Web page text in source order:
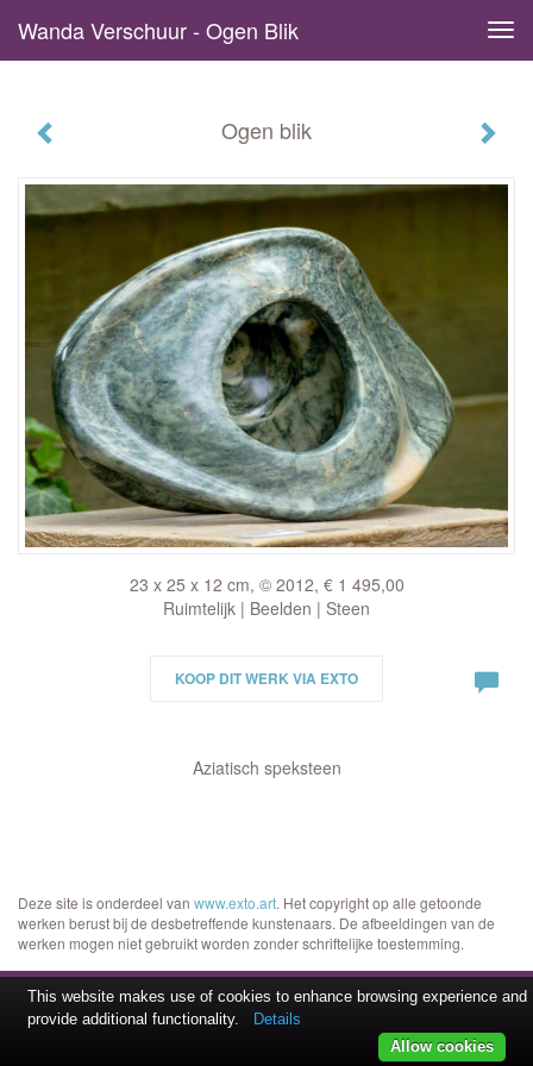
Wanda Verschuur - Ogen Blik
Ogen blik
23 x 25 x 12 cm, © 2012, € 1 495,00
Ruimtelijk | Beelden | Steen
KOOP DIT WERK VIA EXTO
Aziatisch speksteen
Deze site is onderdeel van www.exto.art. Het copyright op alle getoonde
werken berust bij de desbetreffende kunstenaars. De afbeeldingen van de
werken mogen niet gebruikt worden zonder schriftelijke toestemming.
This website makes use of cookies to enhance browsing experience and
provide additional functionality.
Details
Allow cookies